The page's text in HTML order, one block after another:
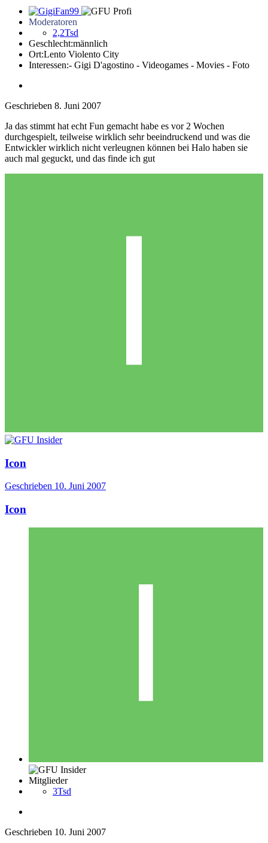
Moderatoren
2,2Tsd
Geschlecht:männlich
Ort:Lento Violento City
Interessen:- Gigi D'agostino - Videogames - Movies - Foto
Geschrieben 8. Juni 2007
Ja das stimmt hat echt Fun gemacht habe es vor 2 Wochen
durchgespielt, teilweise wirklich sehr beeindruckend und was die
Entwickler wirklich nicht verleugnen können bei Halo haben sie
auch mal geguckt, und das finde ich gut
Icon
Geschrieben 10. Juni 2007
Icon
Mitglieder
3Tsd
Geschrieben 10. Juni 2007